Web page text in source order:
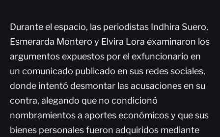
Durante el espacio, las periodistas Indhira Suero,
Esmerarda Montero y Elvira Lora examinaron los
argumentos expuestos por el exfuncionario en
un comunicado publicado en sus redes sociales,
donde intentó desmontar las acusaciones en su
contra, alegando que no condicionó
nombramientos a aportes económicos y que sus
bienes personales fueron adquiridos mediante